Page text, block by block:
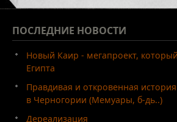
ПОСЛЕДНИЕ НОВОСТИ
Новый Каир - мегапроект,
Египта
Правдивая и откровенная
в Черногории (Мемуары, б-дь..)
Дереализация